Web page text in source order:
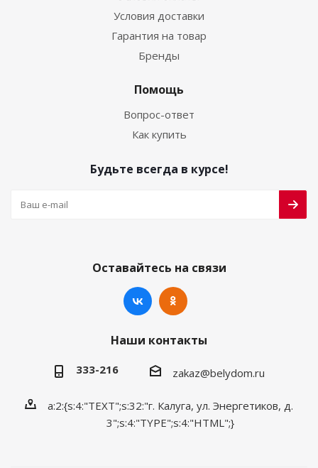
Условия доставки
Гарантия на товар
Бренды
Помощь
Вопрос-ответ
Как купить
Будьте всегда в курсе!
Оставайтесь на связи
Наши контакты
333-216 zakaz@belydom.ru
a:2:{s:4:"TEXT";s:32:"г. Калуга, ул. Энергетиков, д.
3";s:4:"TYPE";s:4:"HTML";}